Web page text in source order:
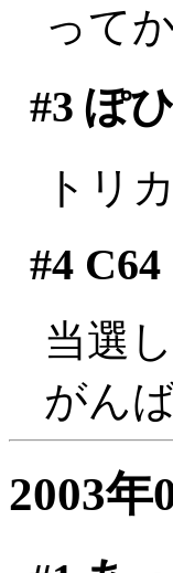
って
#3 ぽ
トリ
#4C64
当選
がん
2003年